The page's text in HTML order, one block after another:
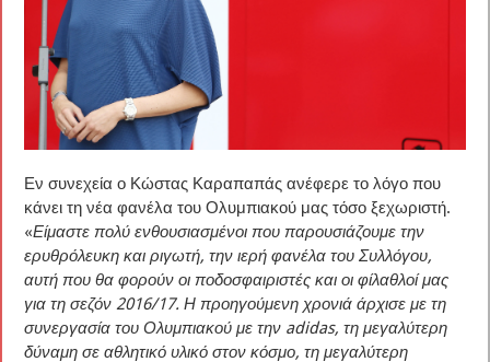
Εν συνεχεία ο Κώστας Καραπαπάς ανέφερε το λόγο που
κάνει τη νέα φανέλα του Ολυμπιακού μας τόσο ξεχωριστή.
«Είμαστε πολύ ενθουσιασμένοι που παρουσιάζουμε την
ερυθρόλευκη και ριγωτή, την ιερή φανέλα του Συλλόγου,
αυτή που θα φορούν οι ποδοσφαιριστές και οι φίλαθλοί μας
για τη σεζόν 2016/17. Η προηγούμενη χρονιά άρχισε με τη
συνεργασία του Ολυμπιακού με την adidas, τη μεγαλύτερη
δύναμη σε αθλητικό υλικό στον κόσμο, τη μεγαλύτερη